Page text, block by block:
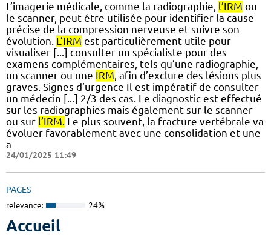
L’imagerie médicale, comme la radiographie, l’IRM ou
le scanner, peut être utilisée pour identifier la cause
précise de la compression nerveuse et suivre son
évolution. L’IRM est particulièrement utile pour
visualiser [...] consulter un spécialiste pour des
examens complémentaires, tels qu’une radiographie,
un scanner ou une IRM, afin d’exclure des lésions plus
graves. Signes d’urgence Il est impératif de consulter
un médecin [...] 2/3 des cas. Le diagnostic est effectué
sur les radiographies mais également sur le scanner
ou sur l’IRM. Le plus souvent, la fracture vertébrale va
évoluer favorablement avec une consolidation et une
a
24/01/2025 11:49
PAGES
relevance: 24%
Accueil